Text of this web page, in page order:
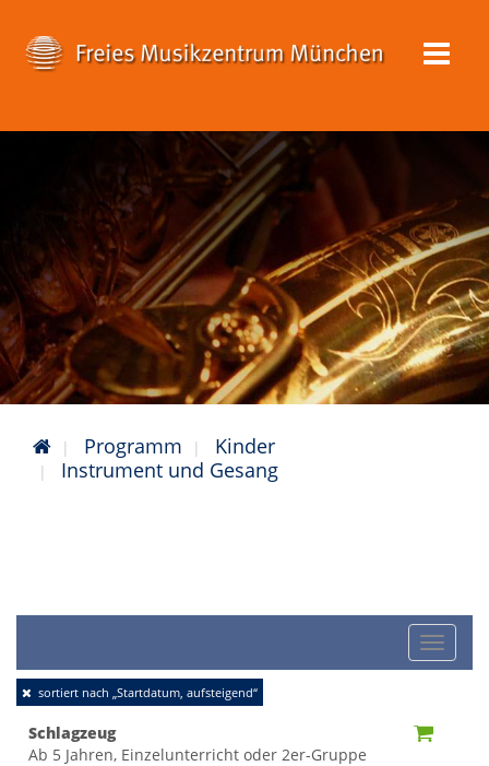
Programm
Kinder
Instrument und Gesang
Toggle
sortiert nach „Startdatum, aufsteigend“
Schlagzeug
Ab 5 Jahren, Einzelunterricht oder 2er-Gruppe